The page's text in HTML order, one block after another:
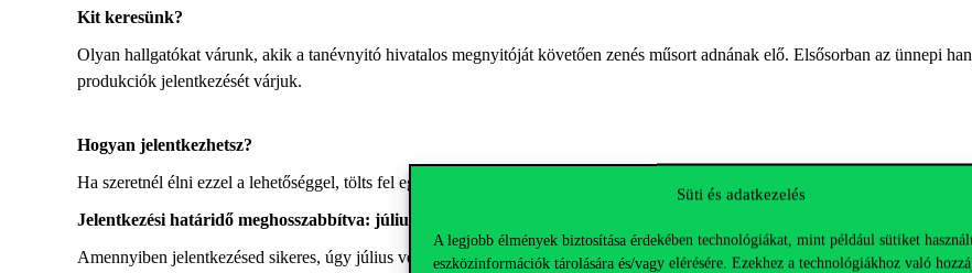
Süti és adatkezelés
A legjobb élmények biztosítása érdekében technológiákat, mint például sütiket
eszközinformációk tárolására és/vagy elérésére. Ezekhez a technológiákhoz való
Kit keresünk?
Olyan hallgatókat várunk, akik a tanévnyitó hivatalos megnyitóját követően zenés műsort adnának elő. Elsősorban az ünnepi
produkciók jelentkezését várjuk.
Hogyan jelentkezhetsz?
Ha szeretnél élni ezzel a lehetőséggel, tölts fel egy rövid videót
Jelentkezési határidő meghosszabbítva: július 26.
Amennyiben jelentkezésed sikeres, úgy július végéig visszajelzünk a továbbiakkal kapcsolatban.